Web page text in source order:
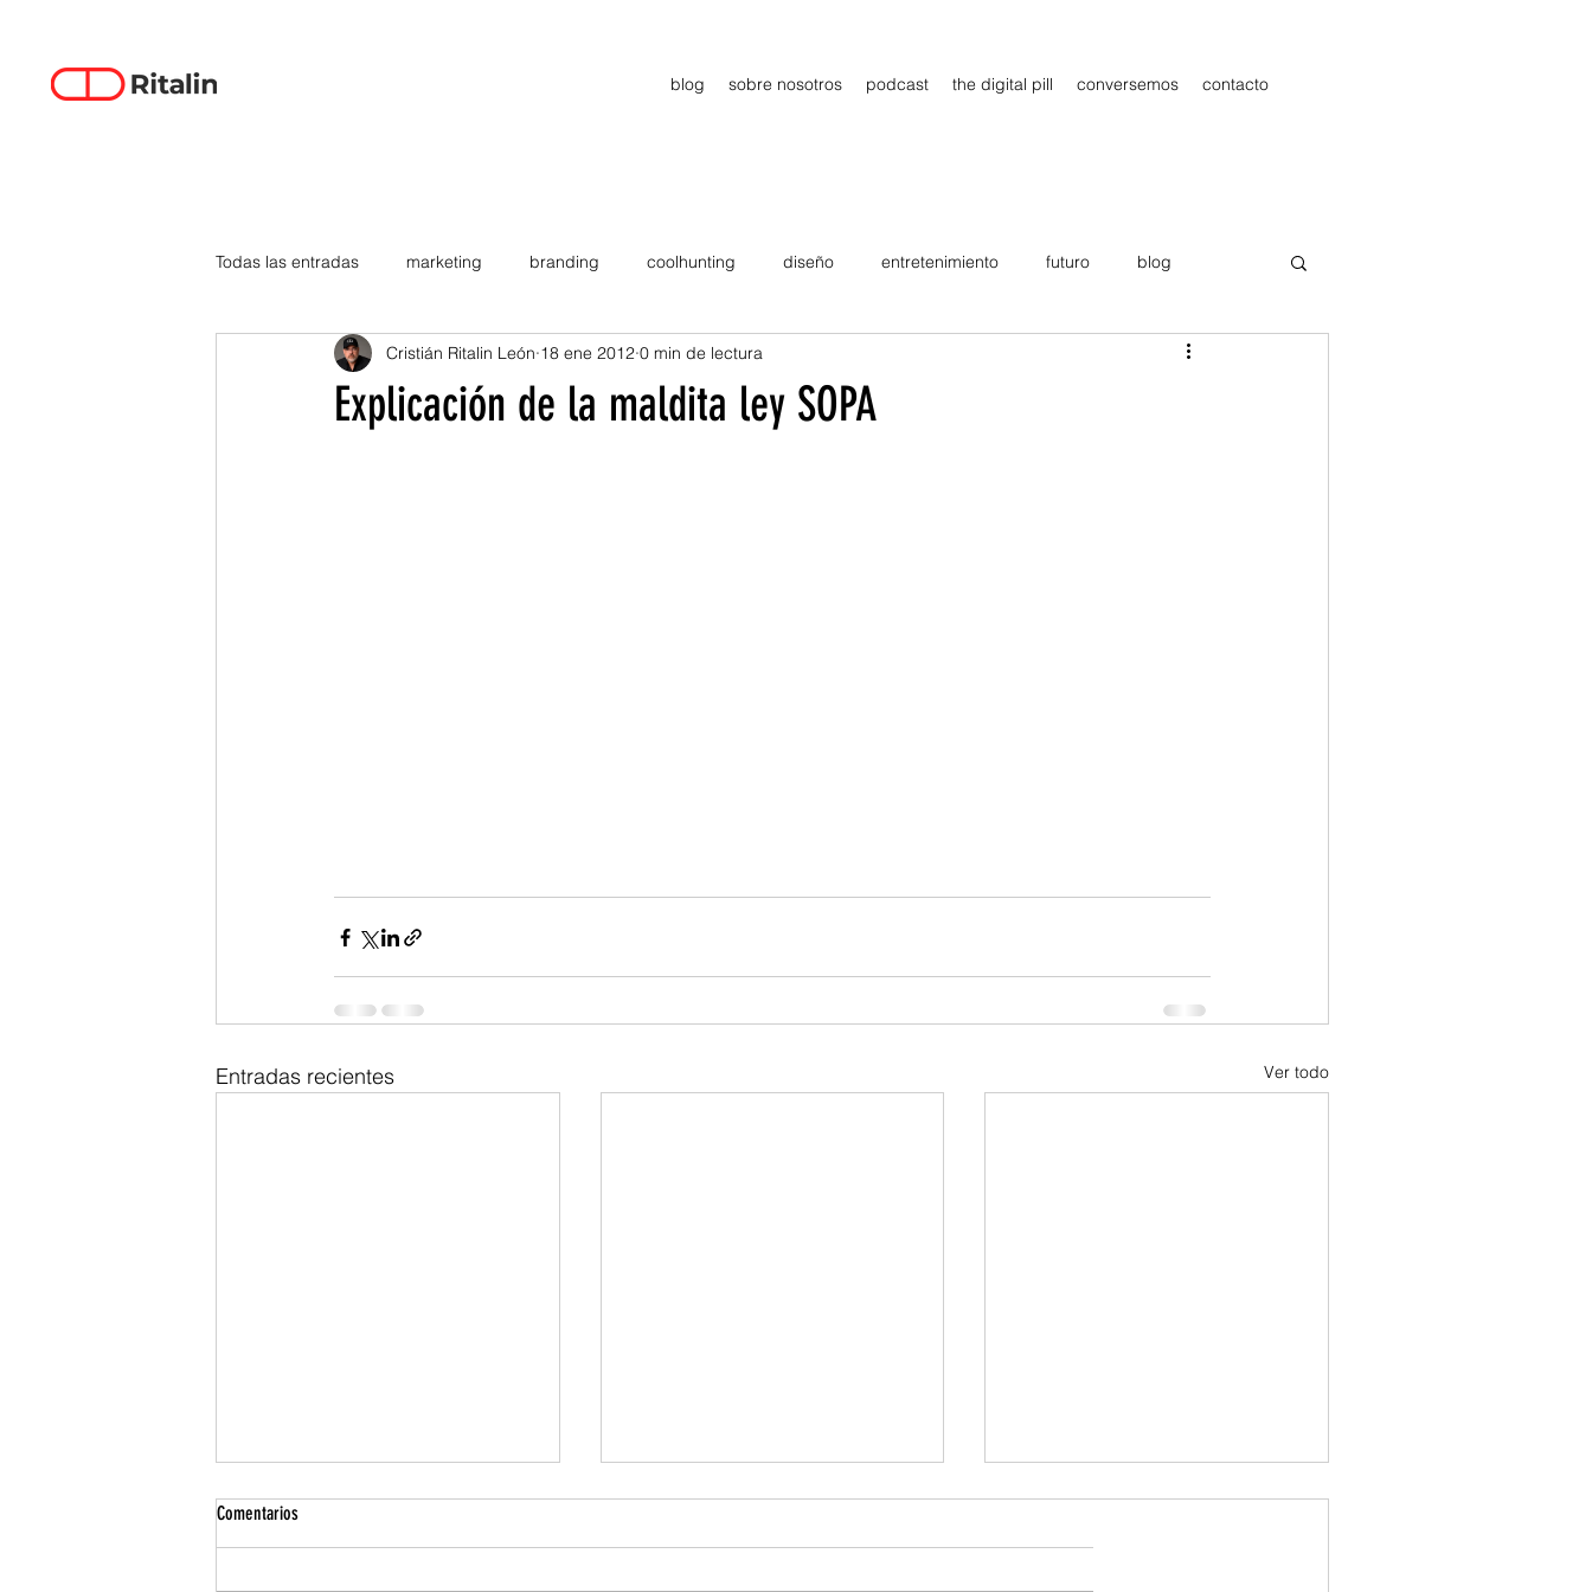
blog sobre nosotros podcast the digital pill conversemos contacto
Todas las entradas marketing branding coolhunting diseño entretenimiento futuro blog
data-driven creativity emprendimiento estrategia Publicidad
Explicación de la maldita ley SOPA
Cristián Ritalin León 18 ene 2012 0 min de lectura
Entradas recientes Ver todo
Comentarios